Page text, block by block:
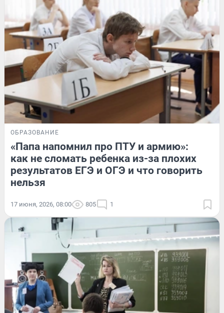
ОБРАЗОВАНИЕ
«Папа напомнил про ПТУ и армию»:
как не сломать ребенка из-за плохих
результатов ЕГЭ и ОГЭ и что говорить
нельзя
17 июня, 2026, 08:00 805 1